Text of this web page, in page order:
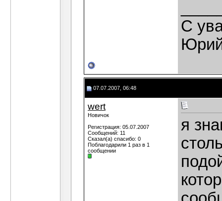
С
07.07.2007, 06:48
wert
Новичок
Регистрация: 05.07.2007
Сообщений: 11
Сказал(а) спасибо: 0
Поблагодарили 1 раз в 1
сообщении
я